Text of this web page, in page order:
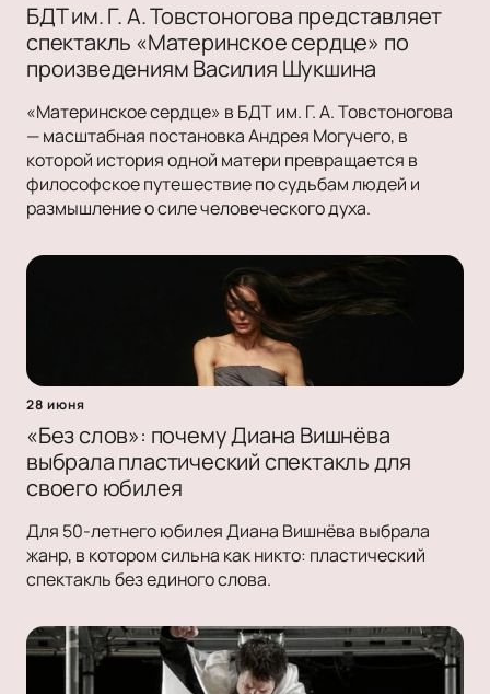
БДТ им. Г. А. Товстоногова представляет
спектакль «Материнское сердце» по
произведениям Василия Шукшина
«Материнское сердце» в БДТ им. Г. А. Товстоногова
— масштабная постановка Андрея Могучего, в
которой история одной матери превращается в
философское путешествие по судьбам людей и
размышление о силе человеческого духа.
28 июня
«Без слов»: почему Диана Вишнёва
выбрала пластический спектакль для
своего юбилея
Для 50-летнего юбилея Диана Вишнёва выбрала
жанр, в котором сильна как никто: пластический
спектакль без единого слова.